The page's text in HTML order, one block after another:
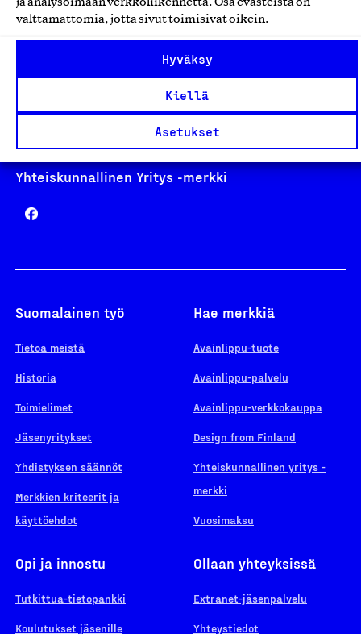
ja analysoimaan verkkoliikennettä. Osa evästeistä on
välttämättömiä, jotta sivut toimisivat oikein.
Hyväksy
Kiellä
Asetukset
Avainlippu
Yhteiskunnallinen Yritys -merkki
Suomalainen työ
Tietoa meistä
Historia
Toimielimet
Jäsenyritykset
Yhdistyksen säännöt
Merkkien kriteerit ja
käyttöehdot
Hae merkkiä
Avainlippu-tuote
Avainlippu-palvelu
Avainlippu-verkkokauppa
Design from Finland
Yhteiskunnallinen yritys -
merkki
Vuosimaksu
Opi ja innostu
Tutkittua-tietopankki
Koulutukset jäsenille
Ollaan yhteyksissä
Extranet-jäsenpalvelu
Yhteystiedot